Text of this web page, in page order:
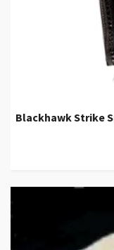
Blackhawk Strike